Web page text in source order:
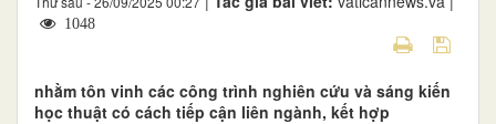
1048
nhằm tôn vinh các công trình nghiên cứu và sáng kiến
học thuật có cách tiếp cận liên ngành, kết hợp